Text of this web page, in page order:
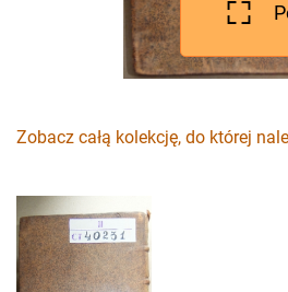
Zobacz całą kolekcję, do której